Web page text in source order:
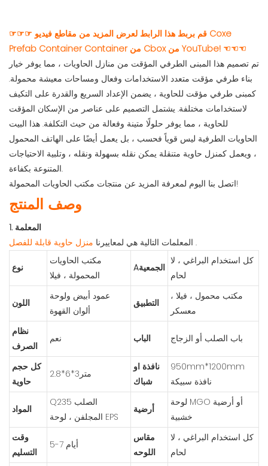
☞☞☞ قم بربط هذا الرابط لعرض المزيد من مقاطع فيديو Coxe
Prefab Container Container من Cbox من YouTube! ☜☜☜
تم تصميم هذا المبنى الطرفي المؤقت من منازل الحاويات ، مما يوفر خيار
بناء طرفي مؤقت متعدد الاستخدامات وفعال ومساحات معيشة محمولة.
كمبنى طرفي مؤقت للحاوية ، يضمن الإعداد السريع والقدرة على التكيف
لاستخدامات مختلفة. يشتمل التصميم على عناصر من الإسكان المؤقت
للحاوية ، مما يوفر حلولًا متينة وفعالة من حيث التكلفة. هذا البيت
الحاويات الطرفية ليس قوياً فحسب ، بل يعمل أيضًا على الهاتف المحمول
، ويعمل كمنزل حاوية متنقلة يمكن نقله بسهولة ونقله ، وتلبية الاحتياجات
المتنوعة بكفاءة.
اتصل بنا اليوم لمعرفة المزيد عن منتجات مكتب الحاويات المحمولة!
وصف المنتج
1. المعلمة
المعلمات التالية هي لمعاييرنا .
نوع
مكتب الحاويات
المحمولة ، فيلا
Aالجمعية
كل استخدام البراغي ، لا
لحام
اللون
عمود أبيض ولوحة
ألوان القهوة
التطبيق
مكتب محمول ، فيلا ،
معسكر
نظام
الصرف
نعم الباب باب الصلب أو الزجاج
كل حجم
حاوية
متر3*6*2.8
نافذة او
شباك
950mm*1200mm
نافذة سبيكة
المواد
Q235 الصلب
المجلفن ، لوحة EPS
أرضية
لوحة MGO أو أرضية
خشبية
وقت
التسليم
5-7 أيام
مقاس
اللوحه
كل استخدام البراغي ، لا
لحام